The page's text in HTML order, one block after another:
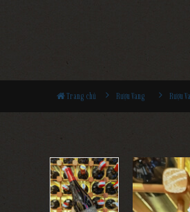
Trang chủ Rượu Vang